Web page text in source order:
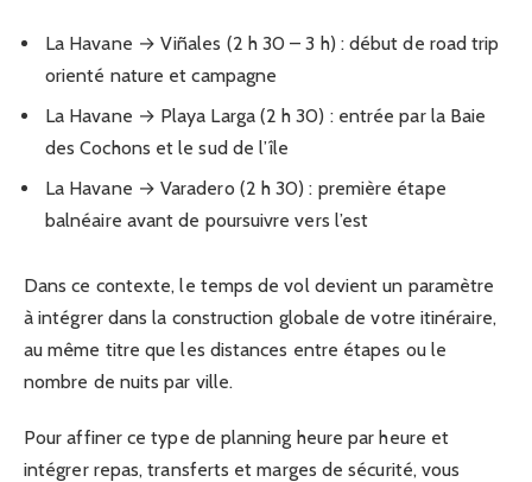
La Havane → Viñales (2 h 30 – 3 h) : début de road trip
orienté nature et campagne
La Havane → Playa Larga (2 h 30) : entrée par la Baie
des Cochons et le sud de l’île
La Havane → Varadero (2 h 30) : première étape
balnéaire avant de poursuivre vers l’est
Dans ce contexte, le temps de vol devient un paramètre
à intégrer dans la construction globale de votre itinéraire,
au même titre que les distances entre étapes ou le
nombre de nuits par ville.
Pour affiner ce type de planning heure par heure et
intégrer repas, transferts et marges de sécurité, vous